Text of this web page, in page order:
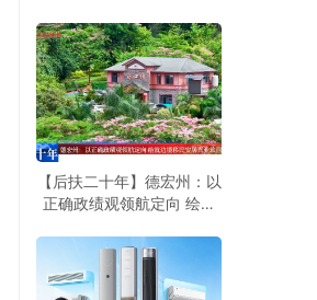
景
【后扶二十年】德宏州：以
正确政绩观领航定向 绘就
新画卷